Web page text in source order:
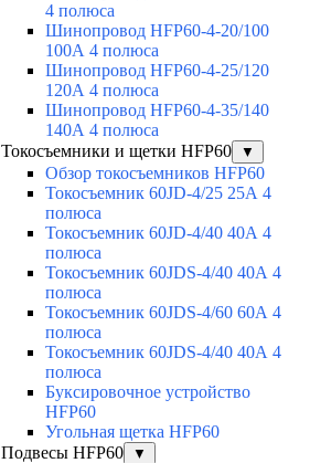
4 полюса
Шинопровод HFP60-4-20/100
100А 4 полюса
Шинопровод HFP60-4-25/120
120А 4 полюса
Шинопровод HFP60-4-35/140
140А 4 полюса
Токосъемники и щетки HFP60
▼
Обзор токосъемников HFP60
Токосъемник 60JD-4/25 25А 4
полюса
Токосъемник 60JD-4/40 40А 4
полюса
Токосъемник 60JDS-4/40 40А 4
полюса
Токосъемник 60JDS-4/60 60А 4
полюса
Токосъемник 60JDS-4/40 40А 4
полюса
Буксировочное устройство
HFP60
Угольная щетка HFP60
Подвесы HFP60
▼